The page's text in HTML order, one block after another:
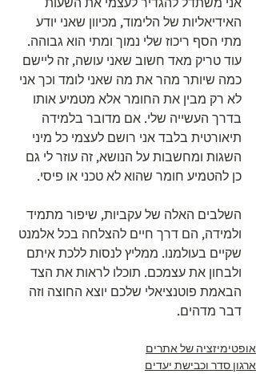
האידיאליות של הלימוד, מכיוון שאני יודע
מתי הסף ריכוז שלי נמוך ומתי הוא גבוהה.
עוד טריק מאד חשוב שאני עושה, זה ליישם
כמה שיותר מהר את מה שאני לומד וכך אני
לא רק מבין את החומר אלא מטמיע אותו
בדרך העשייה שלי. אם מדובר בלמידה
תיאורטית בלבד אני רושם לעצמי כל מיני
השגות ומחשבות על הנושא, זה עוזר לי גם
כן להטמיע חומר שהוא לא טכני או פיסי.
השלבים האלה של עקביות, שיפור מתמיד
ולמידה, הם דרך חיים להצלחה בכל אלמנט
שקיים בעולמנו. ממליץ לנסות ללכת איתם
ולבחון את עצמכם. תוכלו לראות את הצד
הבאמת פוטנציאלי שלכם יוצא החוצה וזה
דבר מדהים.
אופטימיזציה של אתרים
ארגון סדר וכבישת יעדים